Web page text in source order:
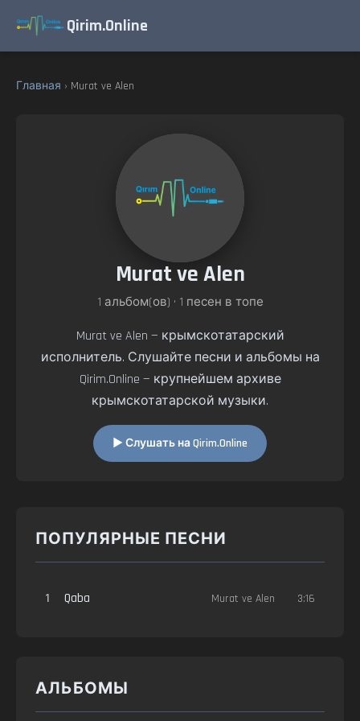
Qirim.Online
Главная › Murat ve Alen
Murat ve Alen
1 альбом(ов) • 1 песен в топе
Murat ve Alen — крымскотатарский
исполнитель. Слушайте песни и альбомы на
Qirim.Online — крупнейшем архиве
крымскотатарской музыки.
▶ Слушать на Qirim.Online
ПОПУЛЯРНЫЕ ПЕСНИ
1 Qaba Murat ve Alen 3:16
АЛЬБОМЫ